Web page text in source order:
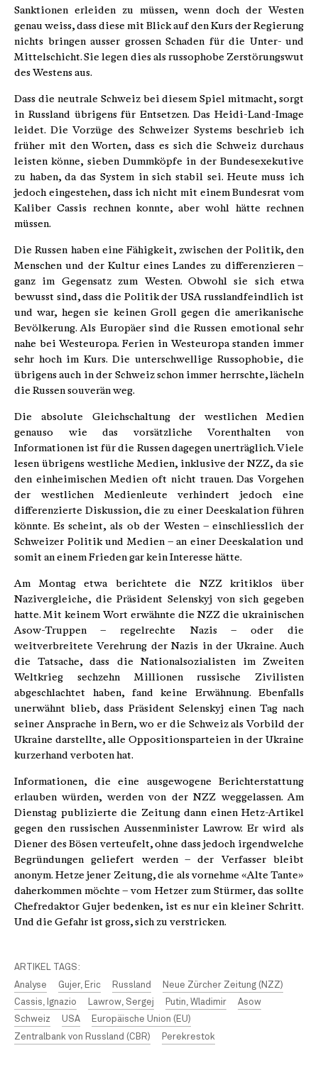
Sanktionen erleiden zu müssen, wenn doch der Westen
genau weiss, dass diese mit Blick auf den Kurs der Regierung
nichts bringen ausser grossen Schaden für die Unter- und
Mittelschicht. Sie legen dies als russophobe Zerstörungswut
des Westens aus.
Dass die neutrale Schweiz bei diesem Spiel mitmacht, sorgt
in Russland übrigens für Entsetzen. Das Heidi-Land-Image
leidet. Die Vorzüge des Schweizer Systems beschrieb ich
früher mit den Worten, dass es sich die Schweiz durchaus
leisten könne, sieben Dummköpfe in der Bundesexekutive
zu haben, da das System in sich stabil sei. Heute muss ich
jedoch eingestehen, dass ich nicht mit einem Bundesrat vom
Kaliber Cassis rechnen konnte, aber wohl hätte rechnen
müssen.
Die Russen haben eine Fähigkeit, zwischen der Politik, den
Menschen und der Kultur eines Landes zu differenzieren –
ganz im Gegensatz zum Westen. Obwohl sie sich etwa
bewusst sind, dass die Politik der USA russlandfeindlich ist
und war, hegen sie keinen Groll gegen die amerikanische
Bevölkerung. Als Europäer sind die Russen emotional sehr
nahe bei Westeuropa. Ferien in Westeuropa standen immer
sehr hoch im Kurs. Die unterschwellige Russophobie, die
übrigens auch in der Schweiz schon immer herrschte, lächeln
die Russen souverän weg.
Die absolute Gleichschaltung der westlichen Medien
genauso wie das vorsätzliche Vorenthalten von
Informationen ist für die Russen dagegen unerträglich. Viele
lesen übrigens westliche Medien, inklusive der NZZ, da sie
den einheimischen Medien oft nicht trauen. Das Vorgehen
der westlichen Medienleute verhindert jedoch eine
differenzierte Diskussion, die zu einer Deeskalation führen
könnte. Es scheint, als ob der Westen – einschliesslich der
Schweizer Politik und Medien – an einer Deeskalation und
somit an einem Frieden gar kein Interesse hätte.
Am Montag etwa berichtete die NZZ kritiklos über
Nazivergleiche, die Präsident Selenskyj von sich gegeben
hatte. Mit keinem Wort erwähnte die NZZ die ukrainischen
Asow-Truppen – regelrechte Nazis – oder die
weitverbreitete Verehrung der Nazis in der Ukraine. Auch
die Tatsache, dass die Nationalsozialisten im Zweiten
Weltkrieg sechzehn Millionen russische Zivilisten
abgeschlachtet haben, fand keine Erwähnung. Ebenfalls
unerwähnt blieb, dass Präsident Selenskyj einen Tag nach
seiner Ansprache in Bern, wo er die Schweiz als Vorbild der
Ukraine darstellte, alle Oppositionsparteien in der Ukraine
kurzerhand verboten hat.
Informationen, die eine ausgewogene Berichterstattung
erlauben würden, werden von der NZZ weggelassen. Am
Dienstag publizierte die Zeitung dann einen Hetz-Artikel
gegen den russischen Aussenminister Lawrow. Er wird als
Diener des Bösen verteufelt, ohne dass jedoch irgendwelche
Begründungen geliefert werden – der Verfasser bleibt
anonym. Hetze jener Zeitung, die als vornehme «Alte Tante»
daherkommen möchte – vom Hetzer zum Stürmer, das sollte
Chefredaktor Gujer bedenken, ist es nur ein kleiner Schritt.
Und die Gefahr ist gross, sich zu verstricken.
ARTIKEL TAGS:
Analyse
Gujer, Eric Russland
Neue Zürcher Zeitung (NZZ)
Cassis, Ignazio
Lawrow, Sergej Putin, Wladimir
Asow
Schweiz
USA
Europäische Union (EU)
Zentralbank von Russland (CBR)
Perekrestok